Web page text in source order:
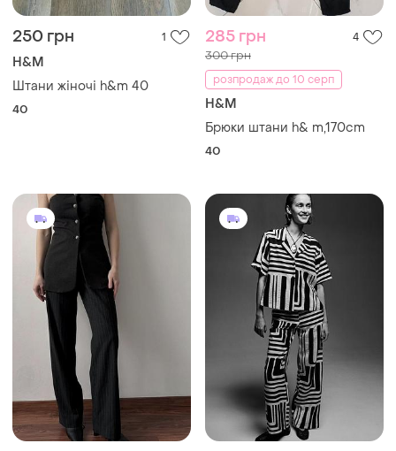
250 грн 1
H&M
Штани жіночі h&m 40
40
285 грн 4
300 грн
розпродаж до 10 серп
H&M
Брюки штани h& m,170cm
40